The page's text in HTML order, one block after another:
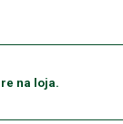
na loja.